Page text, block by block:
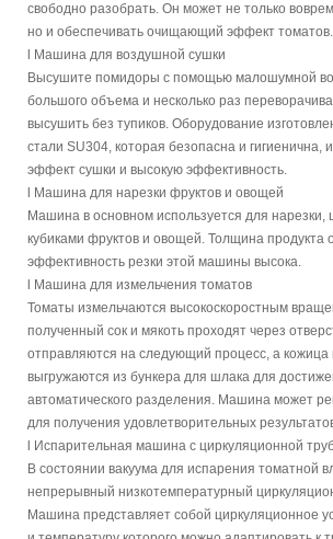
свободно разобрать. Он может не только
но и обеспечивать очищающий эффект томатов.
Машина для воздушной сушки
Высушите помидоры с помощью малошумной
большого объема и несколько раз
высушить без тупиков. Оборудование
стали SU304, которая безопасна и гигиенична,
эффект сушки и высокую эффективность.
Машина для нарезки фруктов и овощей
Машина в основном используется для нарезки,
кубиками фруктов и овощей. Толщина продукта
эффективность резки этой машины высока.
Машина для измельчения томатов
Томаты измельчаются высокоскоростным
полученный сок и мякоть проходят через
отправляются на следующий процесс, а кожица
выгружаются из бункера для шлака для
автоматического разделения. Машина может
для получения удовлетворительных
Испарительная машина с циркуляционной
В состоянии вакуума для испарения томатной
непрерывный низкотемпературный
Машина представляет собой циркуляционное